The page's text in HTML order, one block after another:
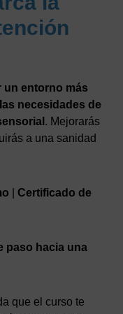
un entorno más
necesidades de
. Mejorarás
a una sanidad
|Certificado de
paso hacia una
que el curso te